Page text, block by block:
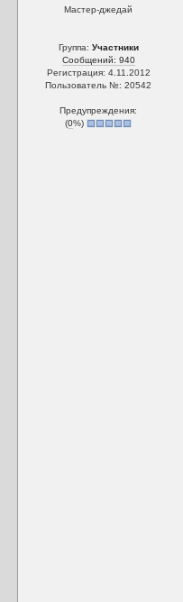
Мастер-джедай
Группа: Участники
Сообщений: 940
Регистрация: 4.11.2012
Пользователь №: 20542
Предупреждения:
(0%)